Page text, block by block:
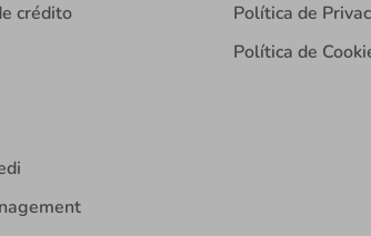
crédito
Política de
Política de